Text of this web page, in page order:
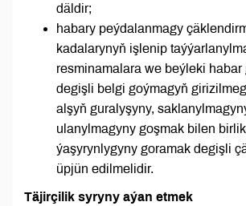
däldir;
habary peýdalanmagy
kadalarynyň işlenip
resminamalara we beýleki habar
degişli belgi goýmagyň
alşyň guralyşyny,
ulanylmagyny goşmak bilen
ýaşyrynlygyny goramak degişli
üpjün edilmelidir.
Täjirçilik syryny aýan etmek